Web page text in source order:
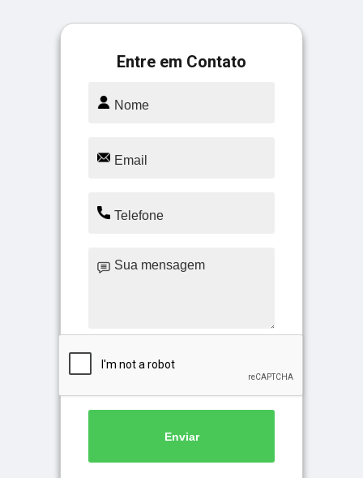
Entre em Contato
Enviar